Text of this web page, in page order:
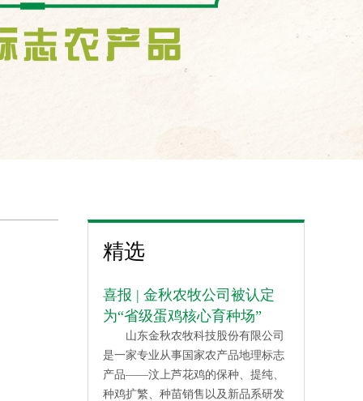
精选
喜报 | 金秋农牧公司被认定
为“省级蛋鸡核心育种场”
山东金秋农牧科技股份有限公司
是一家专业从事国家农产品地理标志
产品——汶上芦花鸡的保种、提纯、
种鸡扩繁、种苗销售以及新品系研发